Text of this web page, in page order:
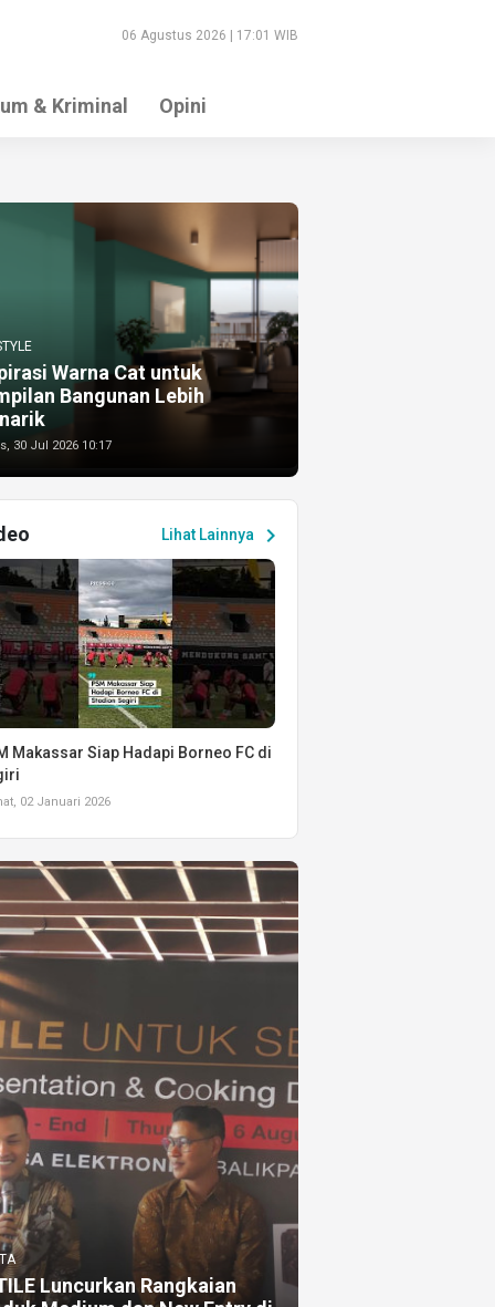
06 Agustus 2026 | 17:01 WIB
& Kriminal Opini
Warna Cat untuk
Bangunan Lebih
30 Jul 2026 10:17
Lihat Lainnya chevron_right
Makassar Siap Hadapi Borneo FC di
02 Januari 2026
Luncurkan Rangkaian